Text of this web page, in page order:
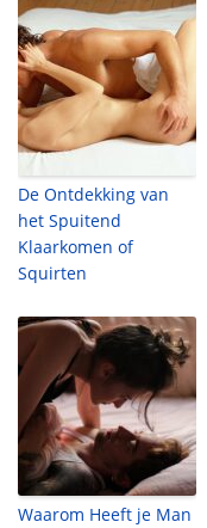
De Ontdekking van
het Spuitend
Klaarkomen of
Squirten
Waarom Heeft je Man